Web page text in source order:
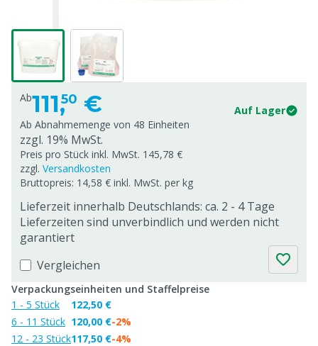
Ab111,50 €
Auf Lager
Ab Abnahmemenge von 48 Einheiten
zzgl. 19% MwSt.
Preis pro Stück inkl. MwSt. 145,78 €
zzgl. Versandkosten
Bruttopreis: 14,58 € inkl. MwSt. per kg
Lieferzeit innerhalb Deutschlands: ca. 2 - 4 Tage
Lieferzeiten sind unverbindlich und werden nicht
garantiert
Vergleichen
Verpackungseinheiten und Staffelpreise
1 - 5 Stück
6 - 11 Stück
12 - 23 Stück
122,50 €
120,00 €
117,50 €
-2%
-4%